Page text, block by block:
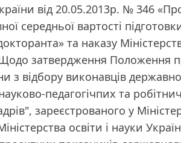
від 20.05.2013р. № 346
середньої вартості
та наказу
затвердження Положення
з відбору виконавців
педагогічпих та
зареєстрованого у
освіти і науки